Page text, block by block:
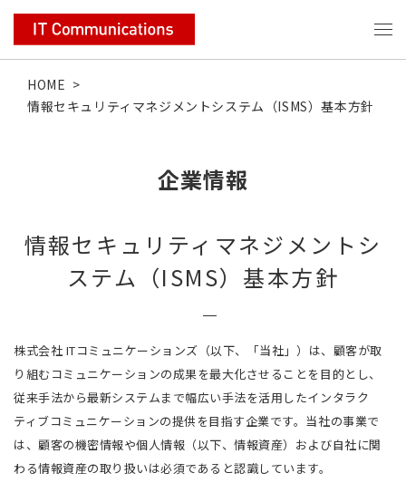
HOME >
情報セキュリティマネジメントシステム（ISMS）基本方針
企業情報
情報セキュリティマネジメントシ
ステム（ISMS）基本方針
株式会社 ITコミュニケーションズ（以下、「当社」）は、顧客が取
り組むコミュニケーションの成果を最大化させることを目的とし、
従来手法から最新システムまで幅広い手法を活用したインタラク
ティブコミュニケーションの提供を目指す企業です。当社の事業で
は、顧客の機密情報や個人情報（以下、情報資産）および自社に関
わる情報資産の取り扱いは必須であると認識しています。